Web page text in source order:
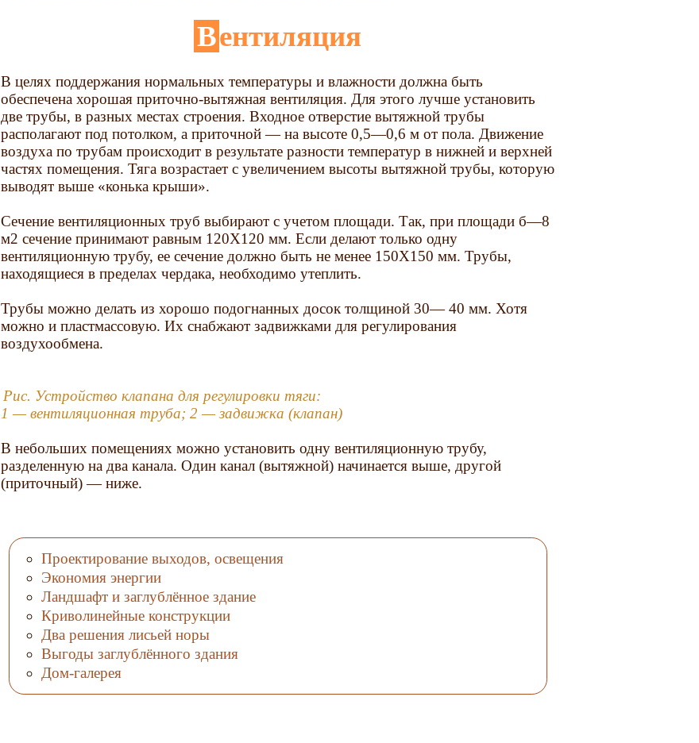
Вентиляция
В целях поддержания нормальных температуры и влажности должна быть
обеспечена хорошая приточно-вытяжная вентиляция. Для этого лучше установить
две трубы, в разных местах строения. Входное отверстие вытяжной трубы
располагают под потолком, а приточной — на высоте 0,5—0,6 м от пола. Движение
воздуха по трубам происходит в результате разности температур в нижней и верхней
частях помещения. Тяга возрастает с увеличением высоты вытяжной трубы, которую
выводят выше «конька крыши».
Сечение вентиляционных труб выбирают с учетом площади. Так, при площади б—8
м2 сечение принимают равным 120X120 мм. Если делают только одну
вентиляционную трубу, ее сечение должно быть не менее 150X150 мм. Трубы,
находящиеся в пределах чердака, необходимо утеплить.
Трубы можно делать из хорошо подогнанных досок толщиной 30— 40 мм. Хотя
можно и пластмассовую. Их снабжают задвижками для регулирования
воздухообмена.
Рис. Устройство клапана для регулировки тяги:
1 — вентиляционная труба; 2 — задвижка (клапан)
В небольших помещениях можно установить одну вентиляционную трубу,
разделенную на два канала. Один канал (вытяжной) начинается выше, другой
(приточный) — ниже.
Проектирование выходов, освещения
Экономия энергии
Ландшафт и заглублённое здание
Криволинейные конструкции
Два решения лисьей норы
Выгоды заглублённого здания
Дом-галерея